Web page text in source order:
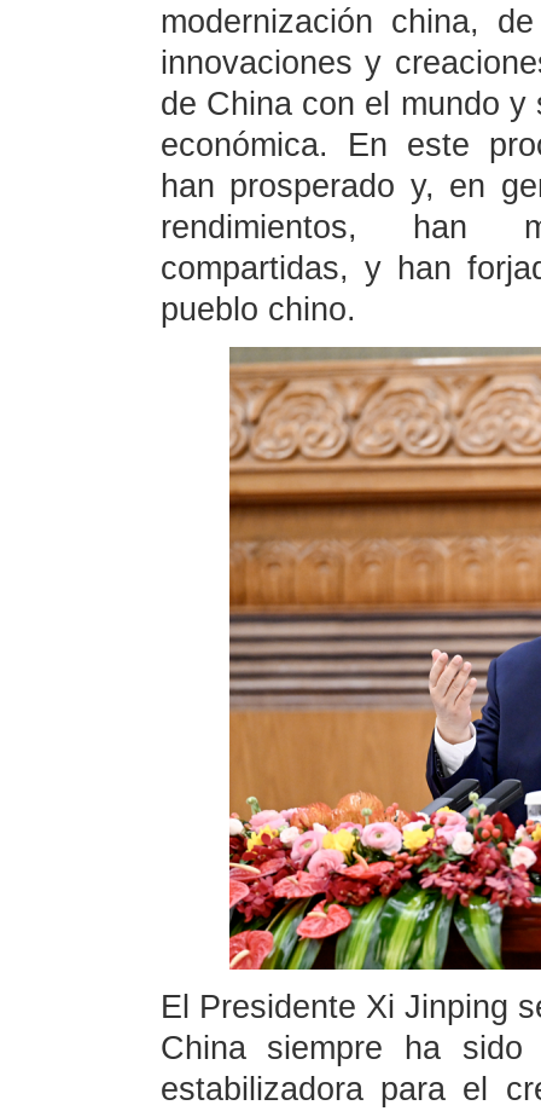
modernización china,
innovaciones y
de China con el mundo
económica. En este
han prosperado y, en
rendimientos, han
compartidas, y han
pueblo chino.
El Presidente Xi Jinping
China siempre ha sido
estabilizadora para el